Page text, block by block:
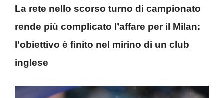
La rete nello scorso turno di campionato
rende più complicato l’affare per il Milan:
l’obiettivo è finito nel mirino di un club
inglese